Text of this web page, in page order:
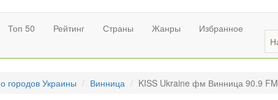
Топ 50 Рейтинг Страны Жанры Избранное
городов Украины Винница KISS Ukraine фм Винница 90.9 FM